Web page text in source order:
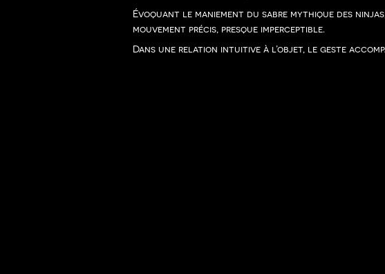
Évoquant le maniement du sabre mythique des
mouvement précis, presque imperceptible.
Dans une relation intuitive à l’objet, le geste